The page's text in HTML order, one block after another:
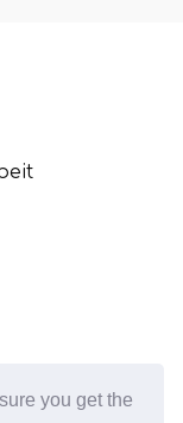
you get the